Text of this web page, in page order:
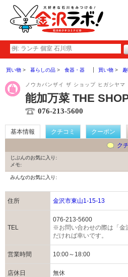
買い物 暮らしの品 食器・器 買い物
ノウカバンザイ ザ ショップ ヒガシヤマ
能加万菜 THE
076-213-5600
基本情報 クチコミ クーポン
ク
じぶんのお気に入り:
メモ:
みんなのお気に入り:
住所 金沢市東山1-15-13
TEL
076-213-5600
※お問い合わせの際は「金
だければ幸いです。
営業時間 10:00～18:00
店休日 無休